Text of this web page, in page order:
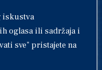
iskustva
oglasa ili sadržaja i
sve" pristajete na